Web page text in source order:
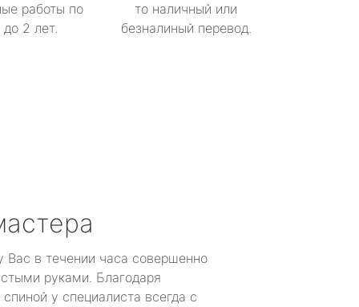
работы по
2 лет.
то наличный или
безналиный перевод.
Вас в течении часа совершенно
руками. Благодаря
у специалиста всегда с